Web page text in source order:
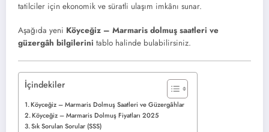
tatilciler için ekonomik ve süratli ulaşım imkânı sunar.
Aşağıda yeni Köyceğiz – Marmaris dolmuş saatleri ve
güzergâh bilgilerini tablo halinde bulabilirsiniz.
İçindekiler
Köyceğiz – Marmaris Dolmuş Saatleri ve Güzergâhlar
Köyceğiz – Marmaris Dolmuş Fiyatları 2025
Sık Sorulan Sorular (SSS)